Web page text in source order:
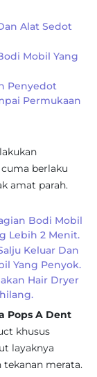
Alat Sedot
Mobil Yang
Penyedot
Permukaan
berlaku
amat parah.
Bodi Mobil
Lebih 2 Menit.
Keluar Dan
Yang Penyok.
Hair Dryer
Pops A Dent
khusus
layaknya
merata.